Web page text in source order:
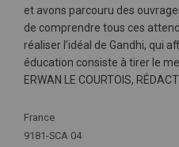
et avons parcouru des
de comprendre tous ces
réaliser l’idéal de Gandhi, qui
éducation consiste à tirer le
ERWAN LE COURTOIS,
Plus
d'infos
France
9181-SCA 04